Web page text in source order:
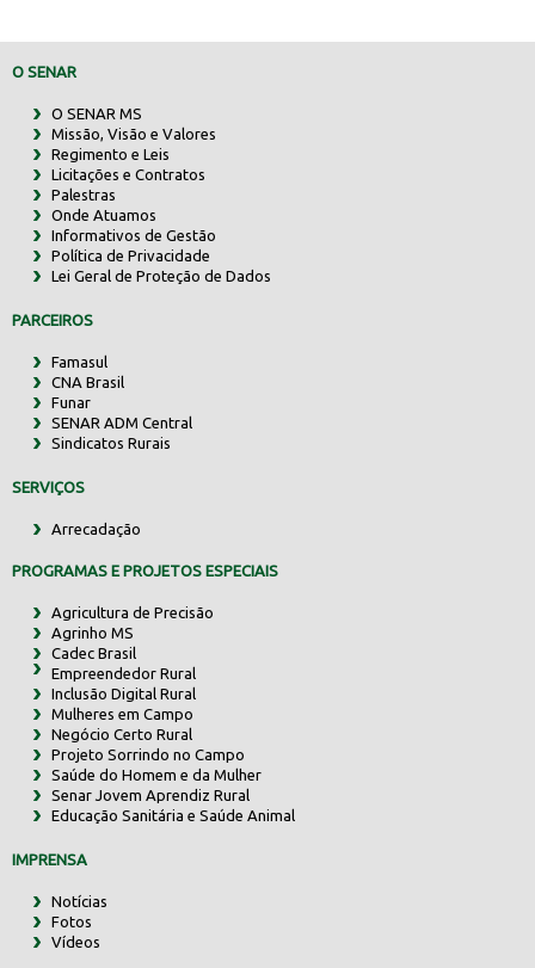
O SENAR
O SENAR MS
Missão, Visão e Valores
Regimento e Leis
Licitações e Contratos
Palestras
Onde Atuamos
Informativos de Gestão
Política de Privacidade
Lei Geral de Proteção de Dados
PARCEIROS
Famasul
CNA Brasil
Funar
SENAR ADM Central
Sindicatos Rurais
SERVIÇOS
Arrecadação
PROGRAMAS E PROJETOS ESPECIAIS
Agricultura de Precisão
Agrinho MS
Cadec Brasil
Empreendedor Rural
Inclusão Digital Rural
Mulheres em Campo
Negócio Certo Rural
Projeto Sorrindo no Campo
Saúde do Homem e da Mulher
Senar Jovem Aprendiz Rural
Educação Sanitária e Saúde Animal
IMPRENSA
Notícias
Fotos
Vídeos